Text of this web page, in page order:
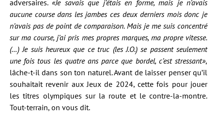
adversaires.«Je savais que j’étais en forme, mais je n’avais
aucune course dans les jambes ces deux derniers mois donc je
n’avais pas de point de comparaison. Mais je me suis concentré
sur ma course, j’ai pris mes propres marques, ma propre vitesse.
(…) Je suis heureux que ce truc (les J.O.) se passent seulement
une fois tous les quatre ans parce que bordel, c’est stressant»,
lâche-t-il dans son ton naturel. Avant de laisser penser qu’il
souhaitait revenir aux Jeux de 2024, cette fois pour jouer
les titres olympiques sur la route et le contre-la-montre.
Tout-terrain, on vous dit.